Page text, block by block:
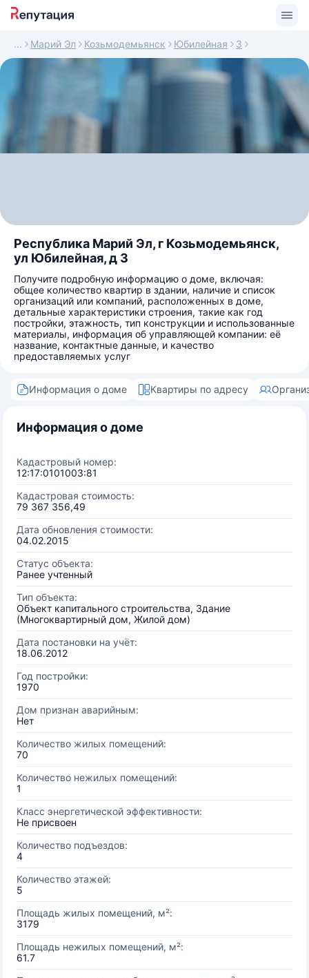
Марий Эл Козьмодемьянск Юбилейная 3
Республика Марий Эл, г Козьмодемьянск,
ул Юбилейная, д 3
Получите подробную информацию о доме, включая:
общее количество квартир в здании, наличие и список
организаций или компаний, расположенных в доме,
детальные характеристики строения, такие как год
постройки, этажность, тип конструкции и использованные
материалы, информация об управляющей компании: её
название, контактные данные, и качество
предоставляемых услуг
Информация о доме Квартиры по адресу
Информация о доме
Кадастровый номер:
12:17:0101003:81
Кадастровая стоимость:
79 367 356,49
Дата обновления стоимости:
04.02.2015
Статус объекта:
Ранее учтенный
Тип объекта:
Объект капитального строительства, Здание
(Многоквартирный дом, Жилой дом)
Дата постановки на учёт:
18.06.2012
Год постройки:
1970
Дом признан аварийным:
Нет
Количество жилых помещений:
70
Количество нежилых помещений:
1
Класс энергетической эффективности:
Не присвоен
Количество подъездов:
4
Количество этажей:
5
Площадь жилых помещений, м²:
3179
Площадь нежилых помещений, м²:
61.7